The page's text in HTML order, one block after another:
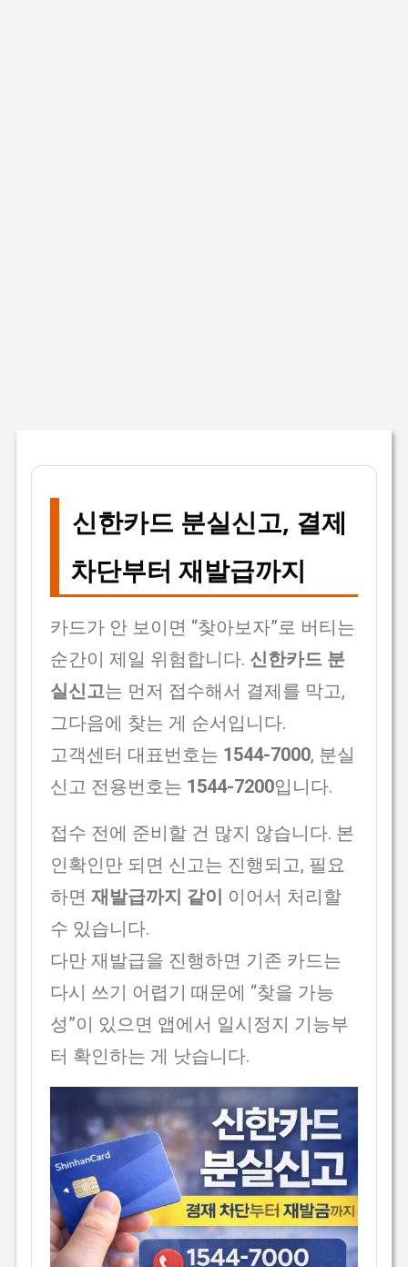
신한카드 분실신고, 결제
차단부터 재발급까지
카드가 안 보이면 “찾아보자”로 버티는
순간이 제일 위험합니다. 신한카드 분
실신고는 먼저 접수해서 결제를 막고,
그다음에 찾는 게 순서입니다.
고객센터 대표번호는 1544-7000, 분실
신고 전용번호는 1544-7200입니다.
접수 전에 준비할 건 많지 않습니다. 본
인확인만 되면 신고는 진행되고, 필요
하면 재발급까지 같이 이어서 처리할
수 있습니다.
다만 재발급을 진행하면 기존 카드는
다시 쓰기 어렵기 때문에 “찾을 가능
성”이 있으면 앱에서 일시정지 기능부
터 확인하는 게 낫습니다.